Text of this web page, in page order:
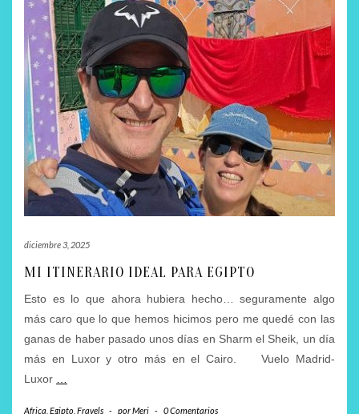
diciembre 3, 2025
MI ITINERARIO IDEAL PARA EGIPTO
Esto es lo que ahora hubiera hecho… seguramente algo
más caro que lo que hemos hicimos pero me quedé con las
ganas de haber pasado unos días en Sharm el Sheik, un día
más en Luxor y otro más en el Cairo. Vuelo Madrid-
Luxor
Africa Egipto Fravels - porMeri - 0 Comentarios